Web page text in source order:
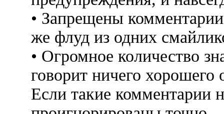
• Запрещены
же флуд из одних
• Огромное количество
говорит ничего
Если такие комментарии